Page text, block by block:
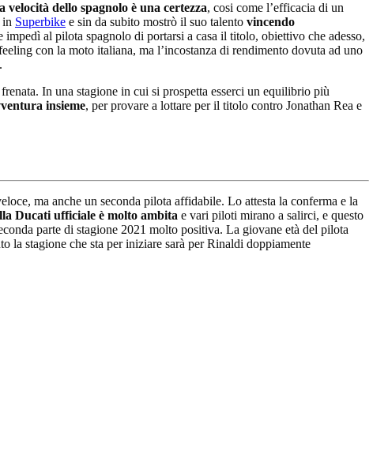
velocità dello spagnolo è una certezza, cosi come l’efficacia di un
in Superbike e sin da subito mostrò il suo talento vincendo
al pilota spagnolo di portarsi a casa il titolo, obiettivo che adesso,
con la moto italiana, ma l’incostanza di rendimento dovuta ad uno
In una stagione in cui si prospetta esserci un equilibrio più
insieme, per provare a lottare per il titolo contro Jonathan Rea e
ma anche un seconda pilota affidabile. Lo attesta la conferma e la
Ducati ufficiale è molto ambita e vari piloti mirano a salirci, e questo
parte di stagione 2021 molto positiva. La giovane età del pilota
la stagione che sta per iniziare sarà per Rinaldi doppiamente